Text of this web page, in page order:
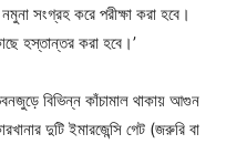
সংগ্রহ করে পরীক্ষা করা হবে।
হস্তান্তর করা হবে।’
বিভিন্ন কাঁচামাল থাকায় আগুন
দুটি ইমারজেন্সি গেট (জরুরি বা